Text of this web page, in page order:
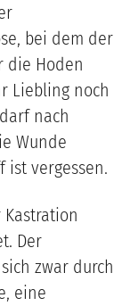
bei dem der
die Hoden
Liebling noch
nach
Wunde
vergessen.
Kastration
Der
zwar durch
eine